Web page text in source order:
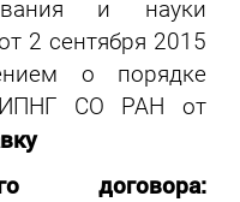
и науки
2 сентября 2015
о порядке
ИПНГ СО РАН от
договора: